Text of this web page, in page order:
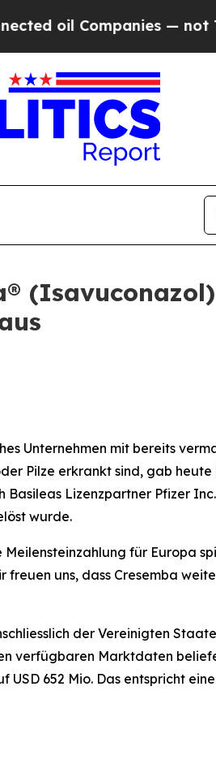
— not Taxpayers
Unternehmen mit bereits
Pilze erkrankt sind, gab
Basileas Lizenzpartner Pfizer
wurde.
für Europa
uns, dass Cresemba
der Vereinigten
verfügbaren Marktdaten
652 Mio. Das entspricht